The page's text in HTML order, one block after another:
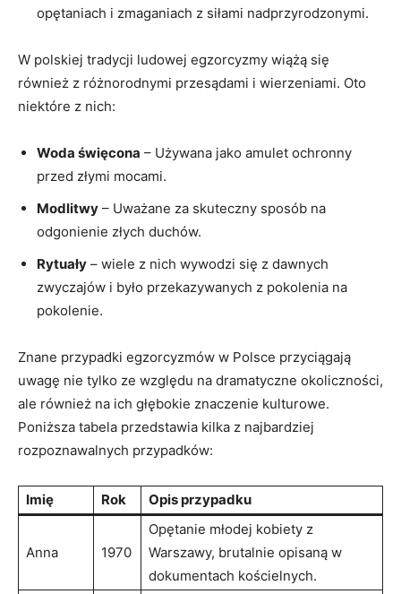
opętaniach i zmaganiach z siłami nadprzyrodzonymi.
W⁣ polskiej tradycji⁢ ludowej egzorcyzmy wiążą się
również‍ z różnorodnymi przesądami i wierzeniami. Oto
niektóre ​z nich:
Woda święcona – Używana⁣ jako amulet ochronny
przed złymi mocami.
Modlitwy – Uważane za skuteczny sposób ​na
odgonienie złych duchów.
Rytuały – ⁤wiele z nich wywodzi się z⁣ dawnych
zwyczajów i ‌było przekazywanych z pokolenia na
pokolenie.
Znane przypadki egzorcyzmów ⁢w⁤ Polsce przyciągają
uwagę nie tylko ze ⁣względu na dramatyczne okoliczności,
ale również‍ na ich głębokie znaczenie kulturowe.
Poniższa tabela przedstawia kilka z najbardziej
rozpoznawalnych przypadków:
Imię Rok Opis przypadku
Anna 1970
Opętanie młodej kobiety‌ z
Warszawy, ‌brutalnie opisaną w
dokumentach kościelnych.